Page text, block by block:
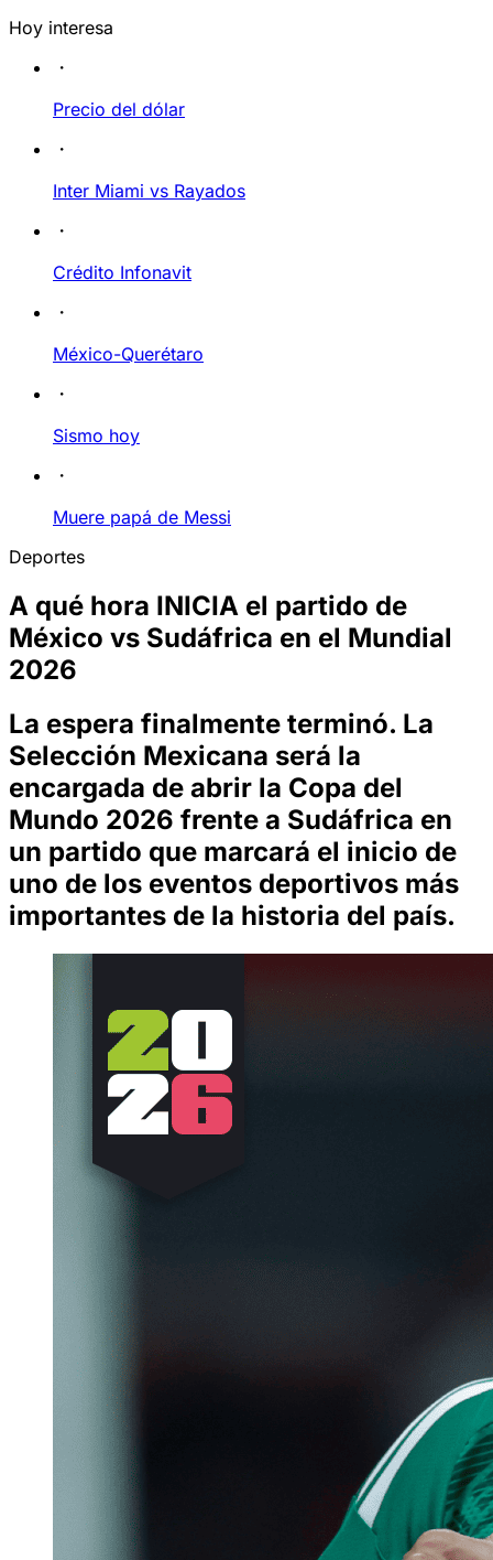
Hoy interesa
Precio del dólar
Inter Miami vs Rayados
Crédito Infonavit
México-Querétaro
Sismo hoy
Muere papá de Messi
Deportes
A qué hora INICIA el partido de
México vs Sudáfrica en el Mundial
2026
La espera finalmente terminó. La
Selección Mexicana será la
encargada de abrir la Copa del
Mundo 2026 frente a Sudáfrica en
un partido que marcará el inicio de
uno de los eventos deportivos más
importantes de la historia del país.